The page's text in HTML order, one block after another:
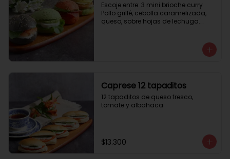
Escoje entre: 3 mini brioche curry
Pollo grillé, cebolla caramelizada,
queso, sobre hojas de lechuga.
hojas de rúcula
Caprese 12 tapaditos
12 tapaditos de queso fresco,
tomate y albahaca.
$13.300